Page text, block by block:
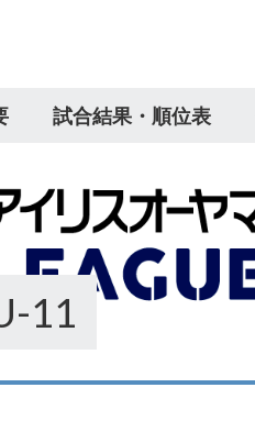
試合結果・順位表
11